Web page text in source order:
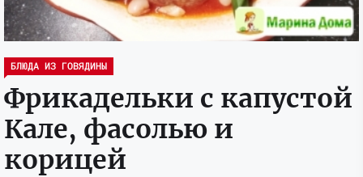
БЛЮДА ИЗ ГОВЯДИНЫ
Фрикадельки с капустой
Кале, фасолью и
корицей